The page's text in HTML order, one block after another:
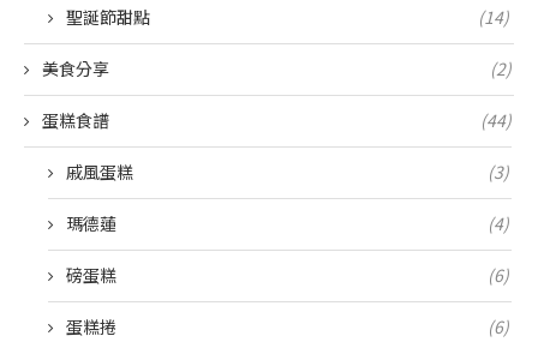
聖誕節甜點 (14)
美食分享 (2)
蛋糕食譜 (44)
戚風蛋糕 (3)
瑪德蓮 (4)
磅蛋糕 (6)
蛋糕捲 (6)